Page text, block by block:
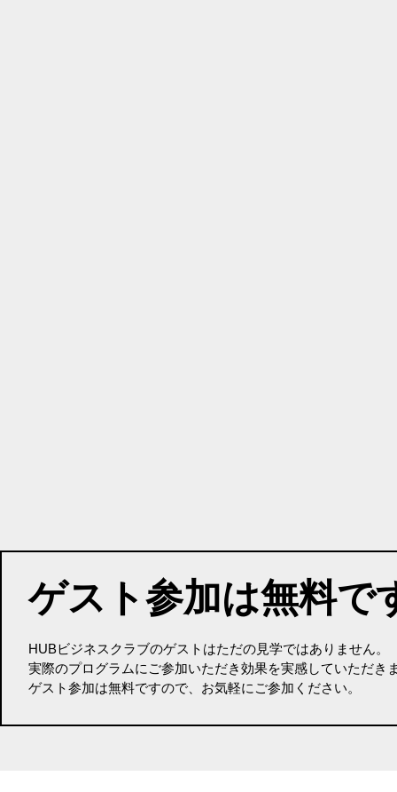
ゲスト参加は無料で
HUBビジネスクラブのゲストはただの見学ではありません。
実際のプログラムにご参加いただき効果を実感していただき
ゲスト参加は無料ですので、お気軽にご参加ください。